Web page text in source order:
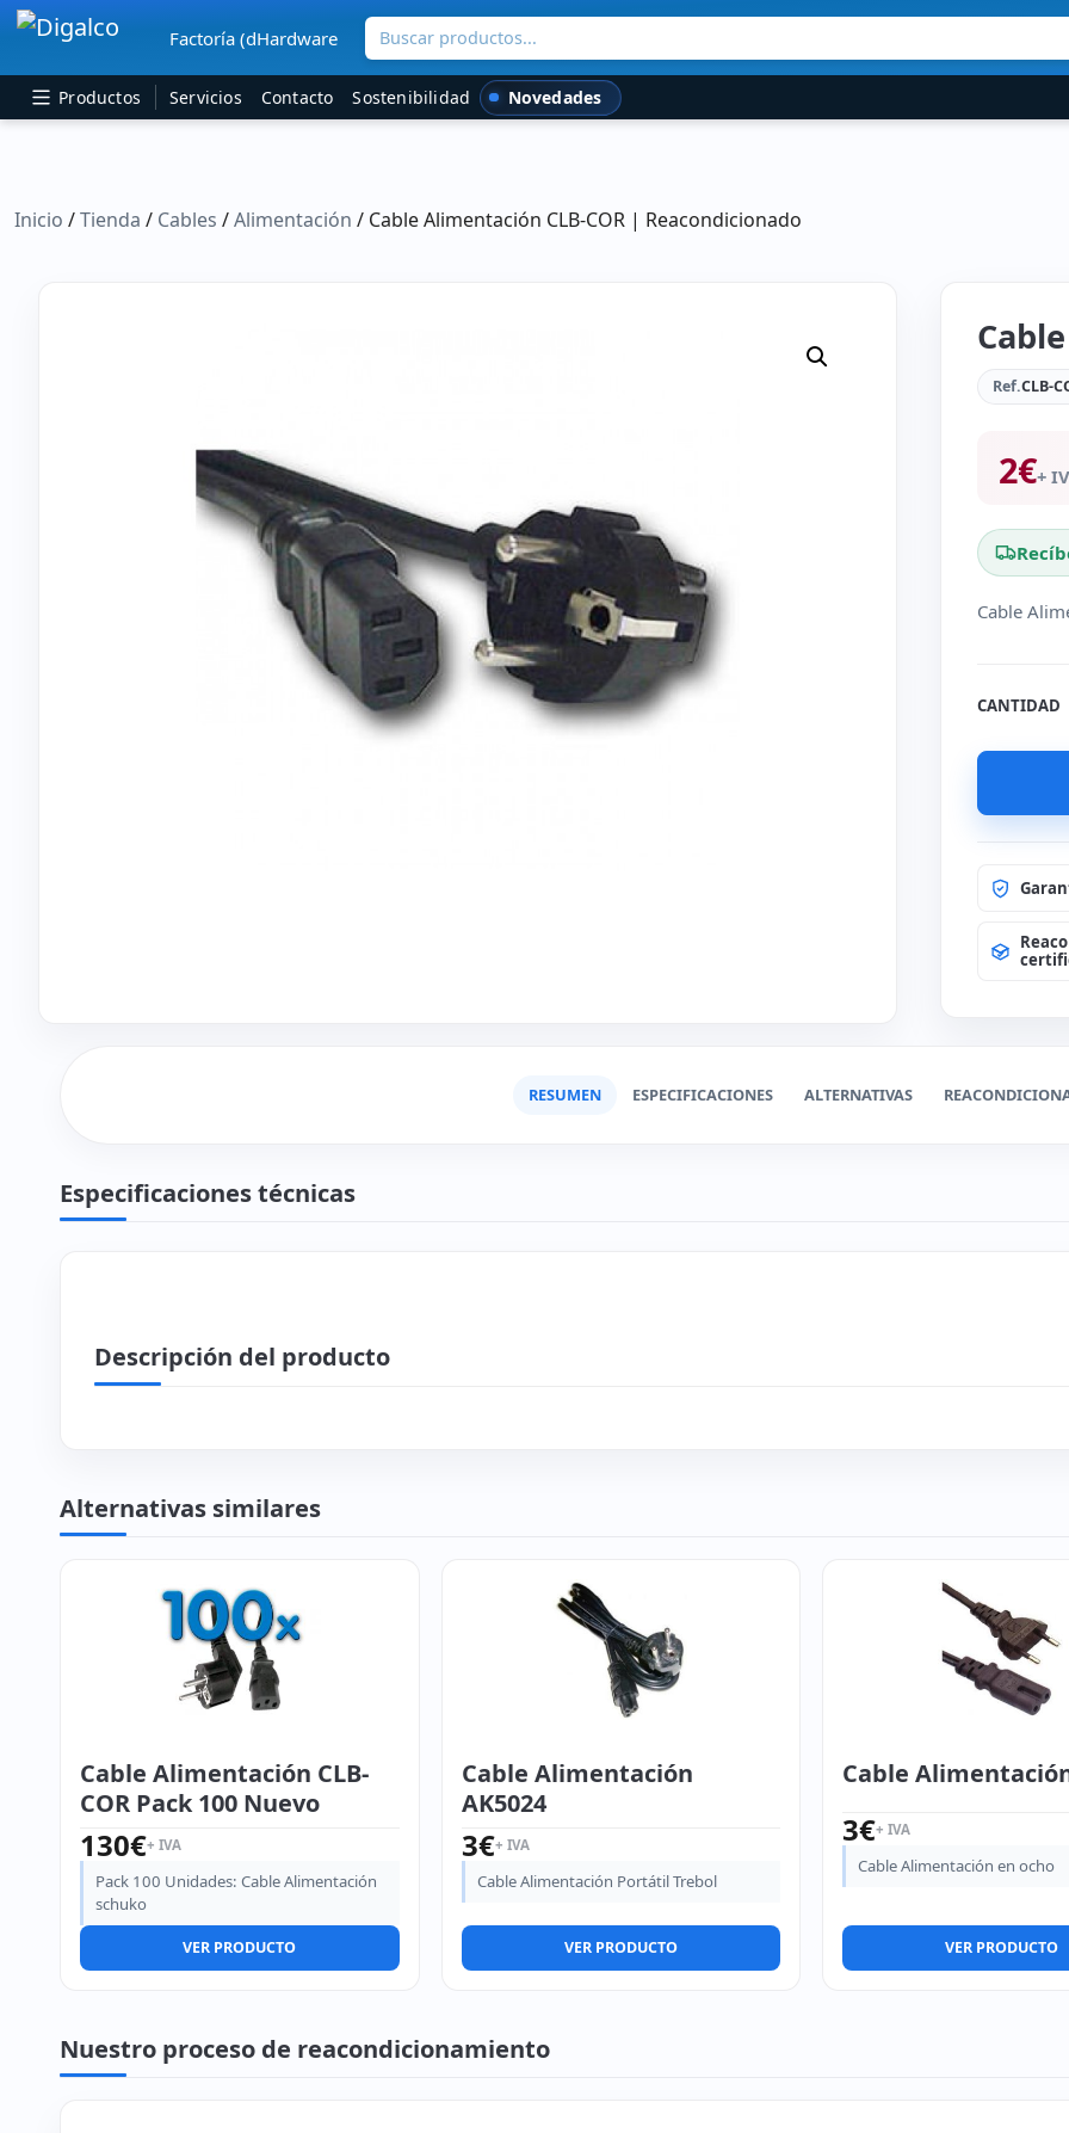
Navegación principal
Factoría (dHardware Buscar productos...
Productos Servicios Contacto Sostenibilidad Novedades
Inicio /Tienda / Cables /Alimentación / Cable Alimentación CLB-COR | Reacondicionado
Ref.CLB-
2€+
Cable
CANTIDAD
RESUMEN ESPECIFICACIONES ALTERNATIVAS
Especificaciones técnicas
Descripción del producto
Alternativas similares
Cable Alimentación CLB-
COR Pack 100 Nuevo
130€+ IVA
Pack 100 Unidades: Cable Alimentación
schuko
VER PRODUCTO
Cable Alimentación
AK5024
3€+ IVA
Cable Alimentación Portátil Trebol
VER PRODUCTO
Cable
3€+ IVA
Cable Alimentación en ocho
VER PRODUCTO
Nuestro proceso de reacondicionamiento